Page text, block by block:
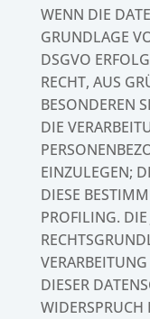
WENN DIE
GRUNDLAGE
DSGVO
RECHT, AUS
BESONDEREN
DIE
EINZULEGEN;
DIESE
PROFILING. DIE
DIESER
WIDERSPRUCH